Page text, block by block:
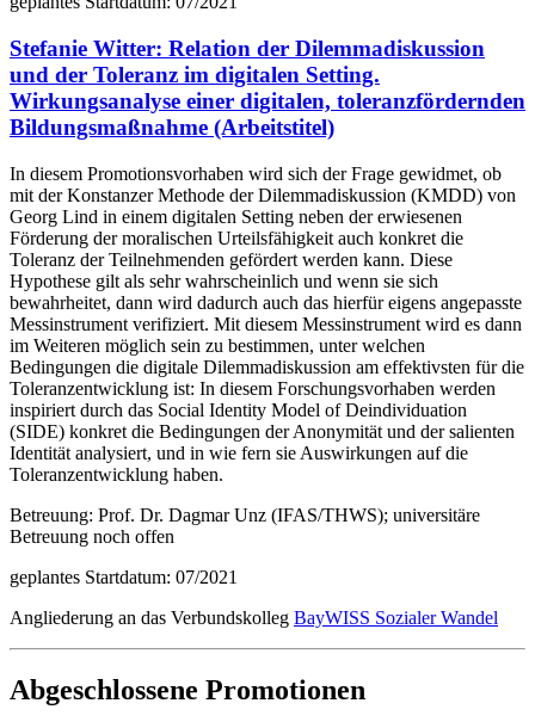
Stefanie Witter: Relation der Dilemmadiskussion
und der Toleranz im digitalen Setting.
Wirkungsanalyse einer digitalen, toleranzfördernden
Bildungsmaßnahme (Arbeitstitel)
In diesem Promotionsvorhaben wird sich der Frage gewidmet, ob
mit der Konstanzer Methode der Dilemmadiskussion (KMDD) von
Georg Lind in einem digitalen Setting neben der erwiesenen
Förderung der moralischen Urteilsfähigkeit auch konkret die
Toleranz der Teilnehmenden gefördert werden kann. Diese
Hypothese gilt als sehr wahrscheinlich und wenn sie sich
bewahrheitet, dann wird dadurch auch das hierfür eigens angepasste
Messinstrument verifiziert. Mit diesem Messinstrument wird es dann
im Weiteren möglich sein zu bestimmen, unter welchen
Bedingungen die digitale Dilemmadiskussion am effektivsten für die
Toleranzentwicklung ist: In diesem Forschungsvorhaben werden
inspiriert durch das Social Identity Model of Deindividuation
(SIDE) konkret die Bedingungen der Anonymität und der salienten
Identität analysiert, und in wie fern sie Auswirkungen auf die
Toleranzentwicklung haben.
Betreuung: Prof. Dr. Dagmar Unz (IFAS/THWS); universitäre
Betreuung noch offen
geplantes Startdatum: 07/2021
Angliederung an das Verbundskolleg BayWISS Sozialer Wandel
Abgeschlossene Promotionen